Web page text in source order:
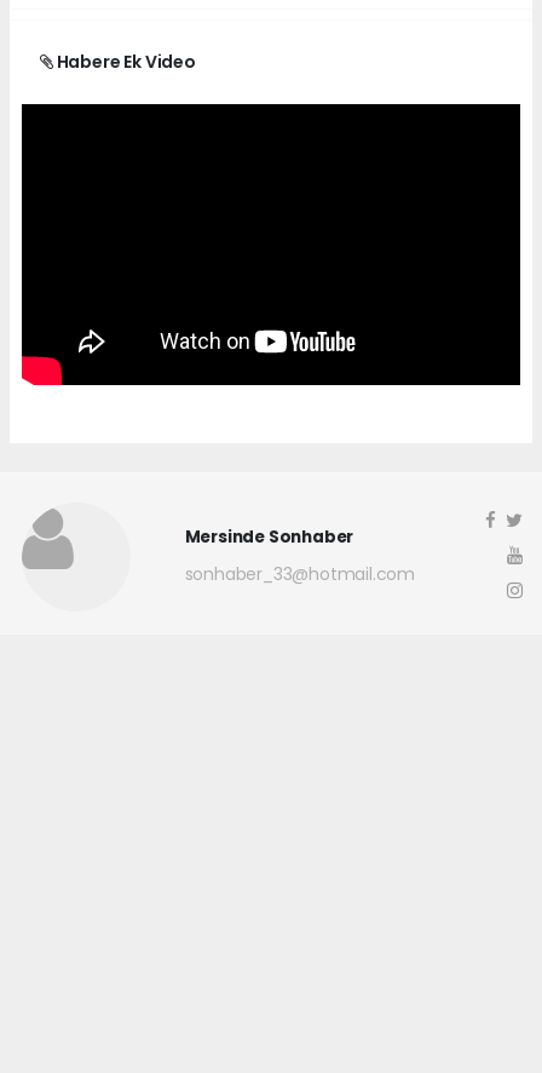
Habere Ek Video
Mersinde Sonhaber
sonhaber_33@hotmail.com